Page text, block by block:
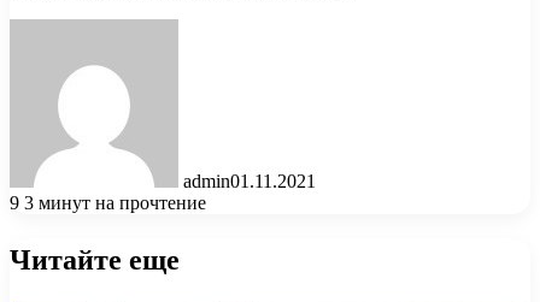
admin01.11.2021
9 3 минут на прочтение
Читайте еще